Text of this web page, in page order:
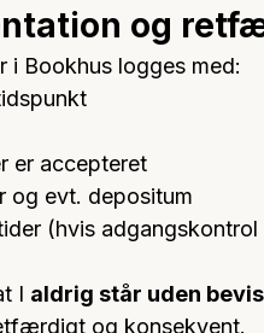
og
i Bookhus logges med:
er accepteret
og evt. depositum
(hvis adgangskontrol
I aldrig står uden bevis
og konsekvent.